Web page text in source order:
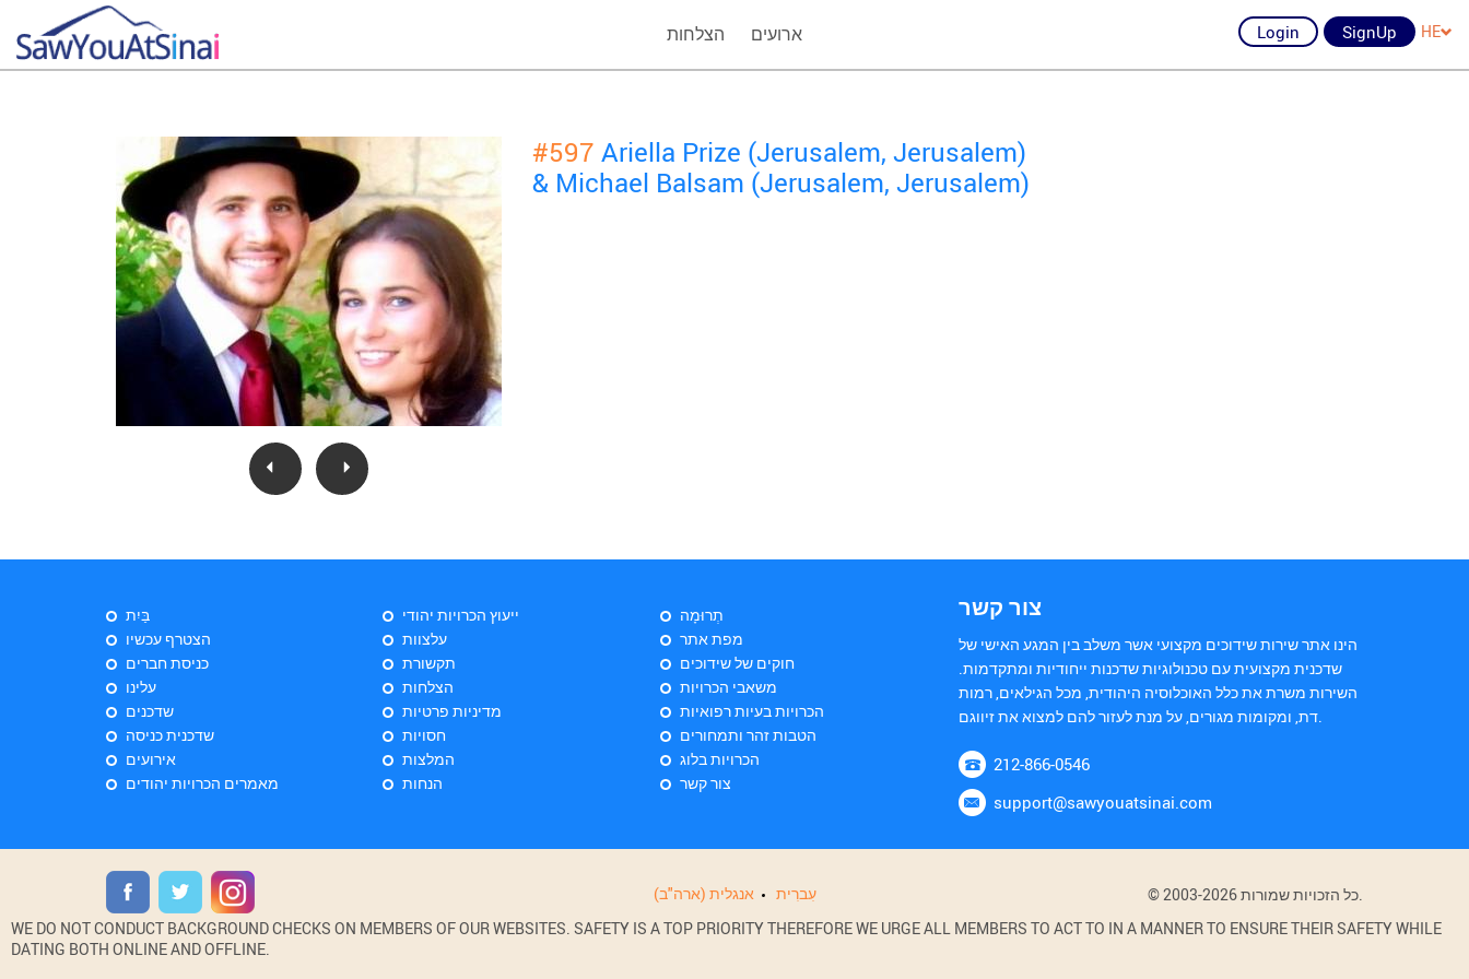
הצלחות ארועים Login SignUp HE
#597 Ariella Prize (Jerusalem, Jerusalem)
& Michael Balsam (Jerusalem, Jerusalem)
בַּיִת
הצטרף עכשיו
כניסת חברים
עלינו
שדכנים
שדכנית כניסה
אירועים
מאמרים הכרויות יהודים
ייעוץ הכרויות יהודי
עלצוות
תקשורת
הצלחות
מדיניות פרטיות
חסויות
המלצות
הנחות
תְרוּמָה
מפת אתר
חוקים של שידוכים
משאבי הכרויות
הכרויות בעיות רפואיות
הטבות זהר ותמחורים
הכרויות בלוג
צור קשר
צור קשר
הינו אתר שירות שידוכים מקצועי אשר משלב בין המגע האישי של
שדכנית מקצועית עם טכנולוגיות שדכנות ייחודיות ומתקדמות.
השירות משרת את כלל האוכלוסיה היהודית, מכל הגילאים, רמות
דת, ומקומות מגורים, על מנת לעזור להם למצוא את זיווגם.
212-866-0546
support@sawyouatsinai.com
אנגלית (ארה"ב) עִברִית
© 2003-2026 כל הזכויות שמורות.
WE DO NOT CONDUCT BACKGROUND CHECKS ON MEMBERS OF OUR WEBSITES. SAFETY IS A TOP PRIORITY THEREFORE WE URGE ALL MEMBERS TO ACT TO IN A MANNER TO ENSURE THEIR SAFETY WHILE
DATING BOTH ONLINE AND OFFLINE.